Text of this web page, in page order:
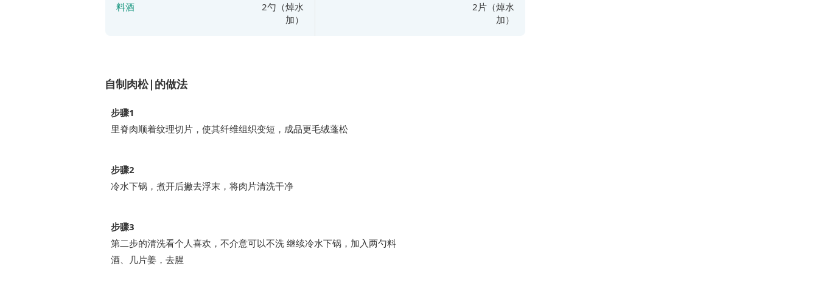
料酒
2勺（焯水
加）
2片（焯水
加）
自制肉松|的做法
步骤1
里脊肉顺着纹理切片，使其纤维组织变短，成品更毛绒蓬松
步骤2
冷水下锅，煮开后撇去浮末，将肉片清洗干净
步骤3
第二步的清洗看个人喜欢，不介意可以不洗 继续冷水下锅，加入两勺料
酒、几片姜，去腥